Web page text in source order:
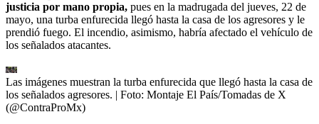
justicia por mano propia, pues en la madrugada del jueves, 22 de
mayo, una turba enfurecida llegó hasta la casa de los agresores y le
prendió fuego. El incendio, asimismo, habría afectado el vehículo de
los señalados atacantes.
Las imágenes muestran la turba enfurecida que llegó hasta la casa de
los señalados agresores. | Foto: Montaje El País/Tomadas de X
(@ContraProMx)